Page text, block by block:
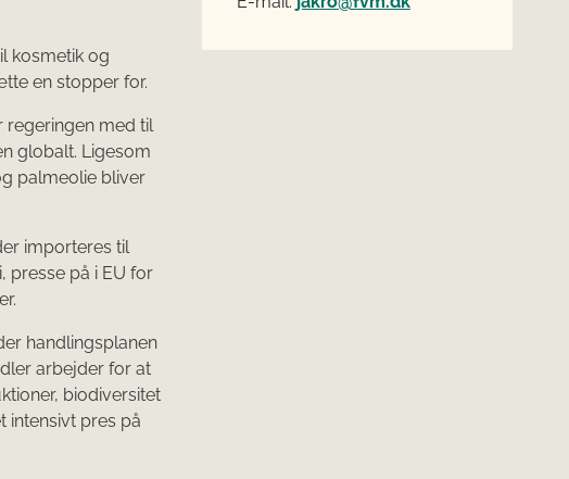
kosmetik og
en stopper for.
regeringen med til
globalt. Ligesom
palmeolie bliver
importeres til
presse på i EU for
handlingsplanen
arbejder for at
biodiversitet
intensivt pres på